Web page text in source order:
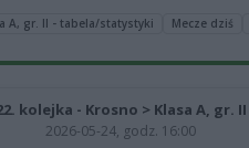
A, gr. II - tabela/statystyki Mecze dziś
kolejka - Krosno > Klasa A, gr. II
2026-05-24, godz. 16:00